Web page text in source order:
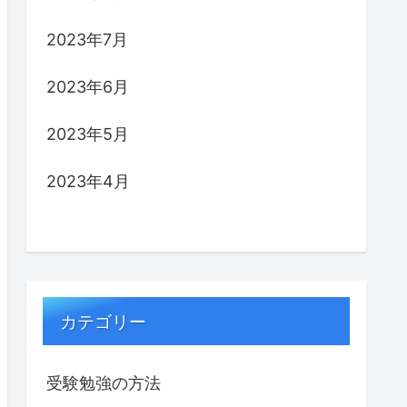
2023年7月
2023年6月
2023年5月
2023年4月
カテゴリー
受験勉強の方法